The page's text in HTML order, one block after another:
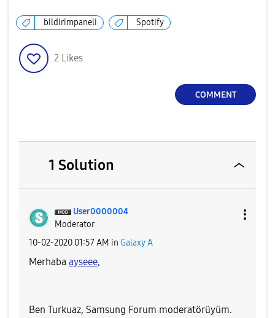
bildirimpaneli Spotify
2 Likes
COMMENT
1 Solution
User0000004
Moderator
‎10-02-2020 01:57 AM in Galaxy A
Merhaba ayseee,
Ben Turkuaz, Samsung Forum moderatörüyüm.